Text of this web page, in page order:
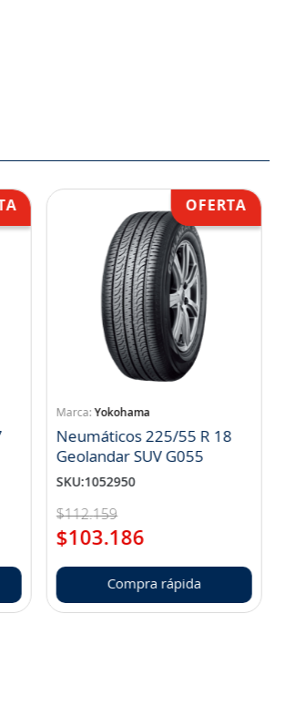
Yokohama
Neumáticos 225/55 R 18
Geolandar SUV G055
SKU:1052950
$112.159
$103.186
Compra rápida